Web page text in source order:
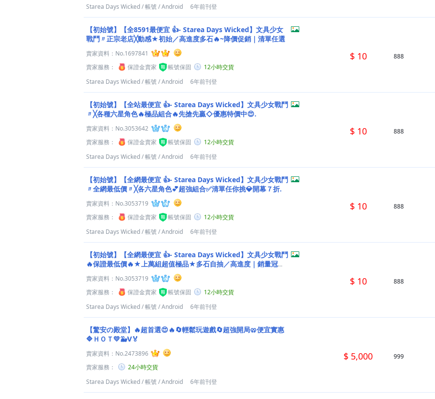
Starea Days Wicked/帳號/Android 6年前刊登
【初始號】【全8591最便宜 👍- Starea Days Wicked】文具少女
戰鬥〃正宗老店╳動感★初始／高進度多石🔥~降價促銷｜清單任選
賣家資料： No.1697841
賣家服務：
保證金賣家 帳號保固
12小時交貨
Starea Days Wicked/帳號/Android 6年前刊登
$ 10 888
【初始號】【全站最便宜 👍- Starea Days Wicked】文具少女戰鬥
〃╳各種六星角色🔥極品組合🔥先搶先贏◇優惠特價中😍.
賣家資料： No.3053642
賣家服務：
保證金賣家 帳號保固
12小時交貨
Starea Days Wicked/帳號/Android 6年前刊登
$ 10 888
【初始號】【全網最便宜 👍- Starea Days Wicked】文具少女戰鬥
〃全網最低價〃╳各六星角色💕超強組合✅清單任你挑💎開幕７折.
賣家資料： No.3053719
賣家服務：
保證金賣家 帳號保固
12小時交貨
Starea Days Wicked/帳號/Android 6年前刊登
$ 10 888
【初始號】【全網最便宜 👍- Starea Days Wicked】文具少女戰鬥
🔥保證最低價🔥★上萬組超值極品★多石自抽／高進度｜銷量冠軍
賣家資料： No.3053719
賣家服務：
保證金賣家 帳號保固
12小時交貨
Starea Days Wicked/帳號/Android 6年前刊登
$ 10 888
【驚安の殿堂】🔥超首選😍🔥🔄輕鬆玩遊戲🔄超強開局🥨便宜實惠
🔷ＨＯＴ💛🐳Ⅴ🏅
賣家資料： No.2473896
賣家服務：
24小時交貨
Starea Days Wicked/帳號/Android 6年前刊登
$ 5,000 999